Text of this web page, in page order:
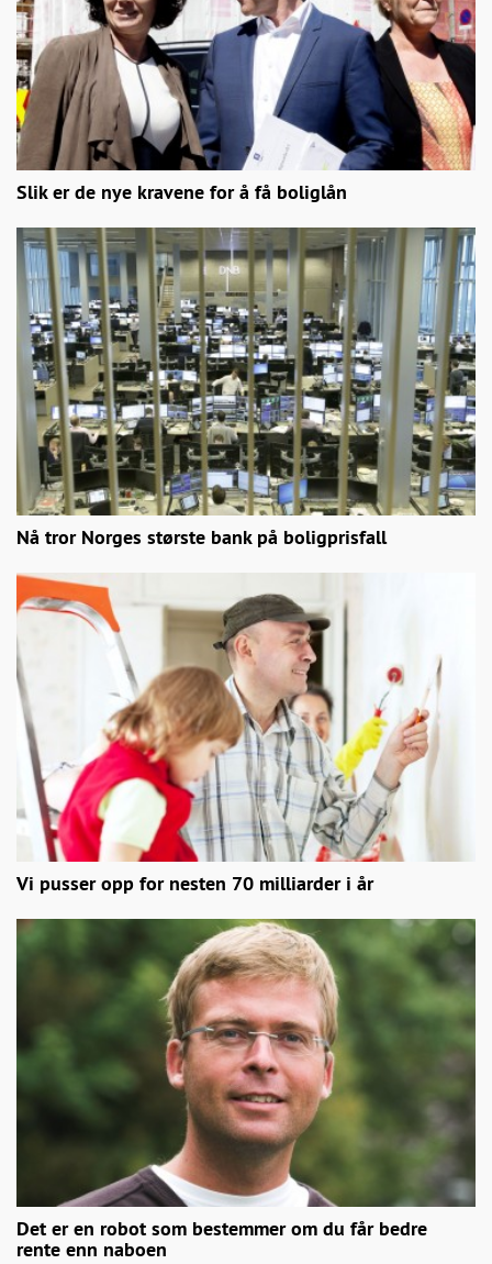
Slik er de nye kravene for å få boliglån
Nå tror Norges største bank på boligprisfall
Vi pusser opp for nesten 70 milliarder i år
Det er en robot som bestemmer om du får bedre
rente enn naboen